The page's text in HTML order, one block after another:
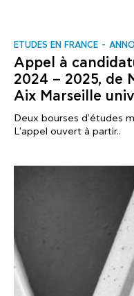
ΕTUDES EN FRANCE
Αppel à
2024 – 2025, de
Aix Marseille
Deux bourses d'études
L'appel ouvert à partir..